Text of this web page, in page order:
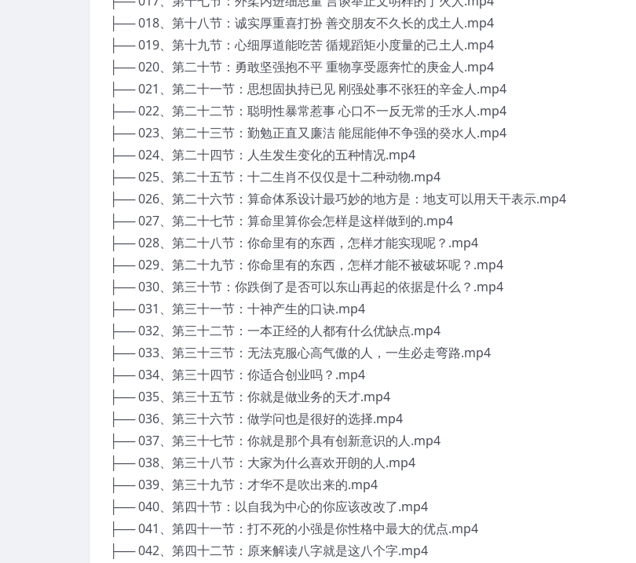
├── 018、第十八节：诚实厚重喜打扮 善交朋友不久长的戊土人.mp4
├── 019、第十九节：心细厚道能吃苦 循规蹈矩小度量的己土人.mp4
├── 020、第二十节：勇敢坚强抱不平 重物享受愿奔忙的庚金人.mp4
├── 021、第二十一节：思想固执持已见 刚强处事不张狂的辛金人.mp4
├── 022、第二十二节：聪明性暴常惹事 心口不一反无常的壬水人.mp4
├── 023、第二十三节：勤勉正直又廉洁 能屈能伸不争强的癸水人.mp4
├── 024、第二十四节：人生发生变化的五种情况.mp4
├── 025、第二十五节：十二生肖不仅仅是十二种动物.mp4
├── 026、第二十六节：算命体系设计最巧妙的地方是：地支可以用天干表示.mp4
├── 027、第二十七节：算命里算你会怎样是这样做到的.mp4
├── 028、第二十八节：你命里有的东西，怎样才能实现呢？.mp4
├── 029、第二十九节：你命里有的东西，怎样才能不被破坏呢？.mp4
├── 030、第三十节：你跌倒了是否可以东山再起的依据是什么？.mp4
├── 031、第三十一节：十神产生的口诀.mp4
├── 032、第三十二节：一本正经的人都有什么优缺点.mp4
├── 033、第三十三节：无法克服心高气傲的人，一生必走弯路.mp4
├── 034、第三十四节：你适合创业吗？.mp4
├── 035、第三十五节：你就是做业务的天才.mp4
├── 036、第三十六节：做学问也是很好的选择.mp4
├── 037、第三十七节：你就是那个具有创新意识的人.mp4
├── 038、第三十八节：大家为什么喜欢开朗的人.mp4
├── 039、第三十九节：才华不是吹出来的.mp4
├── 040、第四十节：以自我为中心的你应该改改了.mp4
├── 041、第四十一节：打不死的小强是你性格中最大的优点.mp4
├── 042、第四十二节：原来解读八字就是这八个字.mp4